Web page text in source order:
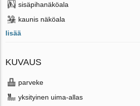
sisäpihanäköala
kaunis näköala
lisää
KUVAUS
parveke
yksityinen uima-allas